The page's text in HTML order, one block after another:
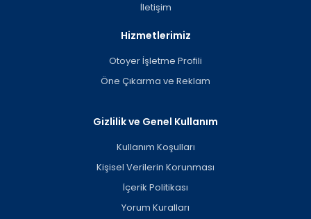
İletişim
Hizmetlerimiz
Otoyer İşletme Profili
Öne Çıkarma ve Reklam
Gizlilik ve Genel Kullanım
Kullanım Koşulları
Kişisel Verilerin Korunması
İçerik Politikası
Yorum Kuralları